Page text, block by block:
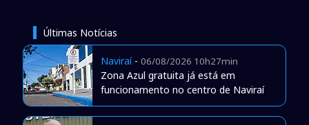
Últimas Notícias
Naviraí- 06/08/2026 10h27min
Zona Azul gratuita já está em
funcionamento no centro de Naviraí